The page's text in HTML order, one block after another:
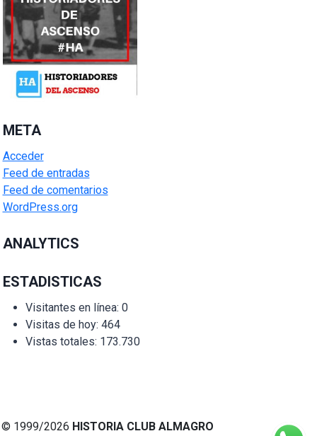
META
Acceder
Feed de entradas
Feed de comentarios
WordPress.org
ANALYTICS
ESTADISTICAS
Visitantes en línea: 0
Visitas de hoy: 464
Vistas totales: 173.730
© 1999/2026 HISTORIA CLUB ALMAGRO